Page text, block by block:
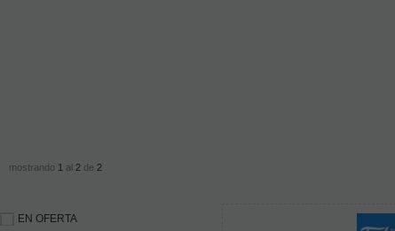
mostrando 1 al 2 de 2
EN OFERTA